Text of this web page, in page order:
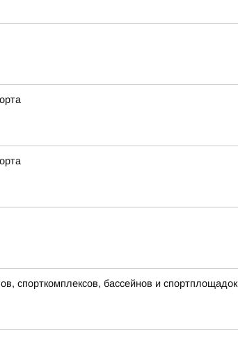
спорткомплексов, бассейнов и спортплощадок